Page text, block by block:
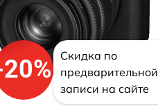
Скидка по
предварительной
записи на сайте